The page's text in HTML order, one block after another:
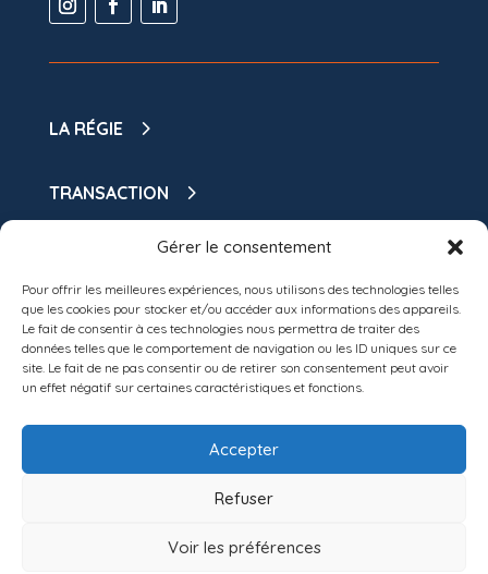
Gérer le consentement
Pour offrir les meilleures expériences, nous utilisons des technologies telles
que les cookies pour stocker et/ou accéder aux informations des appareils.
Le fait de consentir à ces technologies nous permettra de traiter des
données telles que le comportement de navigation ou les ID uniques sur ce
site. Le fait de ne pas consentir ou de retirer son consentement peut avoir
un effet négatif sur certaines caractéristiques et fonctions.
Accepter
Refuser
Voir les préférences
LA RÉGIE
TRANSACTION
GESTION LOCATIVE
LOCATION
DEPOSER DOSSIER
SYNDIC
NOS BIENS DISPONIBLES
MON ESPACE CLIENT